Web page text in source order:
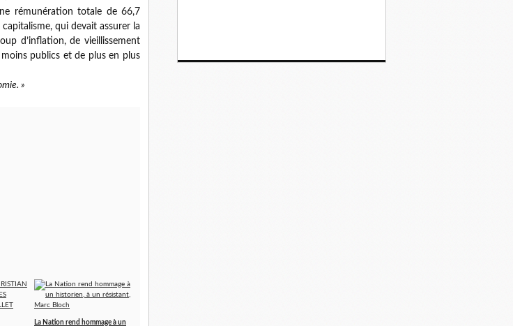
rémunération totale de 66,7
qui devait assurer la
d’inflation, de vieillissement
publics et de plus en plus
»
La Nation rend hommage à un